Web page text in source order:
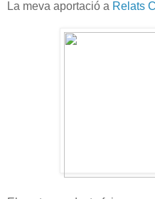
La meva aportació a Relats